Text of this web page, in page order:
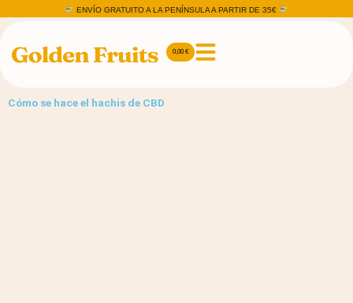
ENVÍO GRATUITO A LA PENÍNSULA A PARTIR DE 35€
0,00€Carrito
Cómo se hace el hachis de CBD